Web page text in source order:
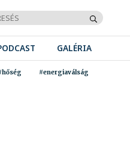
GALÉRIA
#energiaválság